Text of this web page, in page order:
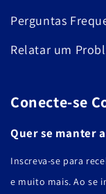
Perguntas
Relatar um
Conecte-se
Quer se manter
Inscreva-se para
e muito mais. Ao se